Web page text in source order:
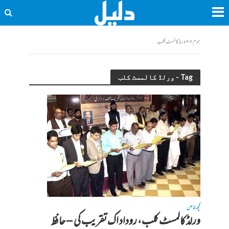
ہوم<<ورلڈ کالمسٹ کلب
Tag - ورلڈ کالمسٹ کلب
کچھ خاص
ورلڈ کالمسٹ کلب، روداد اک تقریب کی – حافظ